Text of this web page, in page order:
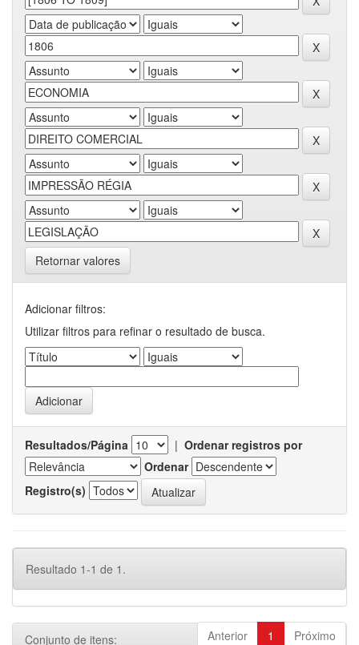
Retornar valores
Adicionar filtros:
Utilizar filtros para refinar o resultado de busca.
Resultados/Página | Ordenar registros por
Ordenar
Registro(s)
Resultado 1-1 de 1.
Anterior 1 Próximo
Conjunto de itens: